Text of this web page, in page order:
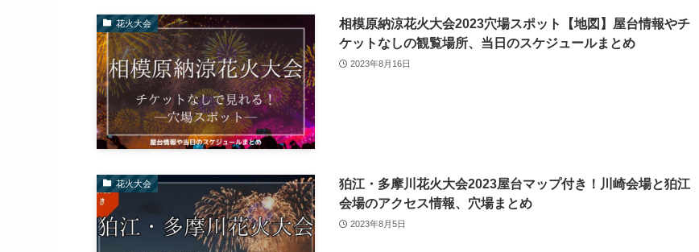
花火大会
相模原納涼花火大会2023穴場スポット【地図】屋台情報やチ
ケットなしの観覧場所、当日のスケジュールまとめ
2023年8月16日
花火大会
狛江・多摩川花火大会2023屋台マップ付き！川崎会場と狛江
会場のアクセス情報、穴場まとめ
2023年8月5日